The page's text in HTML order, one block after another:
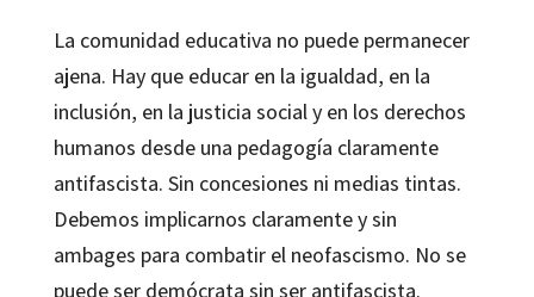
La comunidad educativa no puede permanecer
ajena. Hay que educar en la igualdad, en la
inclusión, en la justicia social y en los derechos
humanos desde una pedagogía claramente
antifascista. Sin concesiones ni medias tintas.
Debemos implicarnos claramente y sin
ambages para combatir el neofascismo. No se
puede ser demócrata sin ser antifascista.